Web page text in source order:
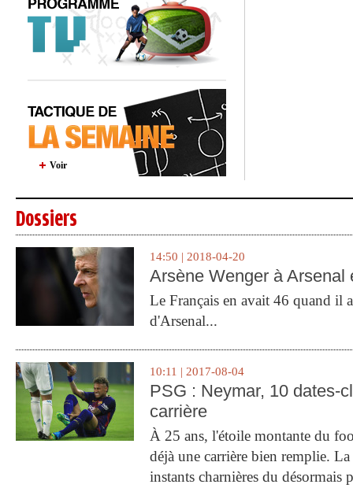
Voir
Dossiers
14:50 | 2018-04-20
Arsène Wenger à Arsenal
Le Français en avait 46 quand il
d'Arsenal...
10:11 | 2017-08-04
PSG : Neymar, 10 dates-
carrière
À 25 ans, l'étoile montante du
déjà une carrière bien remplie.
instants charnières du désormais